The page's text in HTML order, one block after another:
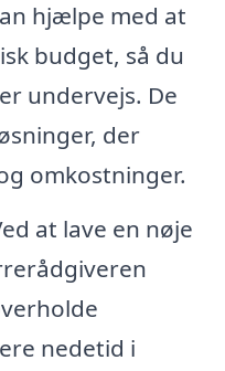
hjælpe med at
budget, så du
undervejs. De
der
omkostninger.
at lave en nøje
nedetid i